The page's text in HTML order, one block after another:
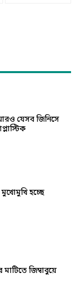
যেসব জিনিসে
হচ্ছে
জিম্বাবুয়ে